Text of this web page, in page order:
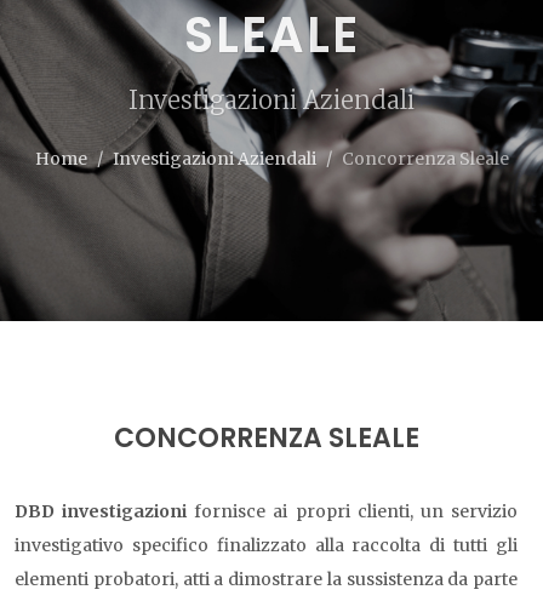
SLEALE
Investigazioni Aziendali
Home Investigazioni Aziendali Concorrenza Sleale
CONCORRENZA SLEALE
DBD investigazioni fornisce ai propri clienti, un servizio
investigativo specifico finalizzato alla raccolta di tutti gli
elementi probatori, atti a dimostrare la sussistenza da parte